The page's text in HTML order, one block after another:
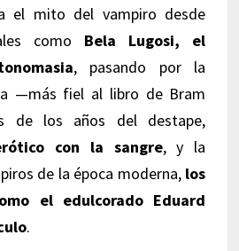
el mito del vampiro desde
como Bela Lugosi, el
, pasando por la
—más fiel al libro de Bram
de los años del destape,
con la sangre, y la
de la época moderna,los
el edulcorado Eduard
.